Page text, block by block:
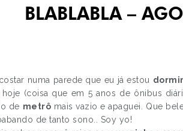
BLABLABLA –
numa parede que eu já estou
(coisa que em 5 anos de ônibus
de metrô mais vazio e apaguei. Que
de tanto sono.. Soy yo!